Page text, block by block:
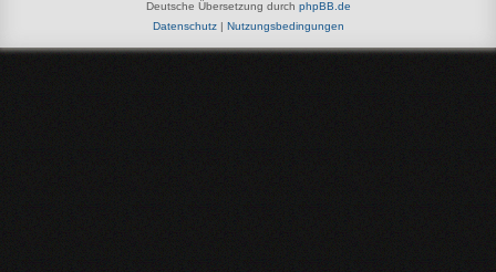
Deutsche Übersetzung durch phpBB.de
Datenschutz| Nutzungsbedingungen